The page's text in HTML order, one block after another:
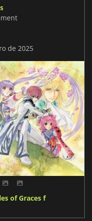
de 2025
of Graces f